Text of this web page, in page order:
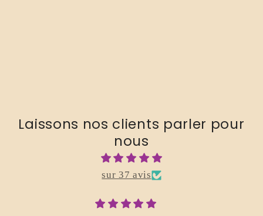
Laissons nos clients parler pour
nous
sur 37 avis